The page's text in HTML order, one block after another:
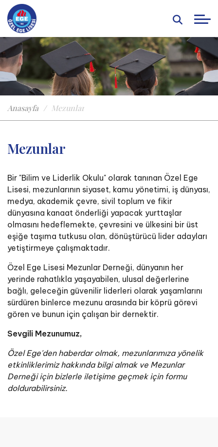
Anasayfa Mezunlar
Mezunlar
Bir "Bilim ve Liderlik Okulu" olarak tanınan Özel Ege
Lisesi, mezunlarının siyaset, kamu yönetimi, iş dünyası,
medya, akademik çevre, sivil toplum ve fikir
dünyasına kanaat önderliği yapacak yurttaşlar
olmasını hedeflemekte, çevresini ve ülkesini bir üst
eşiğe taşıma tutkusu olan, dönüştürücü lider adayları
yetiştirmeye çalışmaktadır.
Özel Ege Lisesi Mezunlar Derneği, dünyanın her
yerinde rahatlıkla yaşayabilen, ulusal değerlerine
bağlı, geleceğin güvenilir liderleri olarak yaşamlarını
sürdüren binlerce mezunu arasında bir köprü görevi
gören ve bunun için çalışan bir dernektir.
Sevgili Mezunumuz,
Özel Ege'den haberdar olmak, mezunlarımıza yönelik
etkinliklerimiz hakkında bilgi almak ve Mezunlar
Derneği için bizlerle iletişime geçmek için formu
doldurabilirsiniz.